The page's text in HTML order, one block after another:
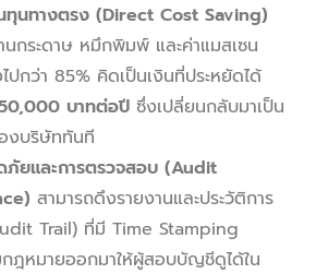
ทุนทางตรง (Direct Cost Saving)
นกระดาษ หมึกพิมพ์ และค่าแมสเซน
ปกว่า 85% คิดเป็นเงินที่ประหยัดได้
บาทต่อปี ซึ่งเปลี่ยนกลับมาเป็น
งบริษัททันที
ภัยและการตรวจสอบ (Audit
สามารถดึงรายงานและประวัติการ
Trail) ที่มี Time Stamping
ฎหมายออกมาให้ผู้สอบบัญชีดูได้ใน